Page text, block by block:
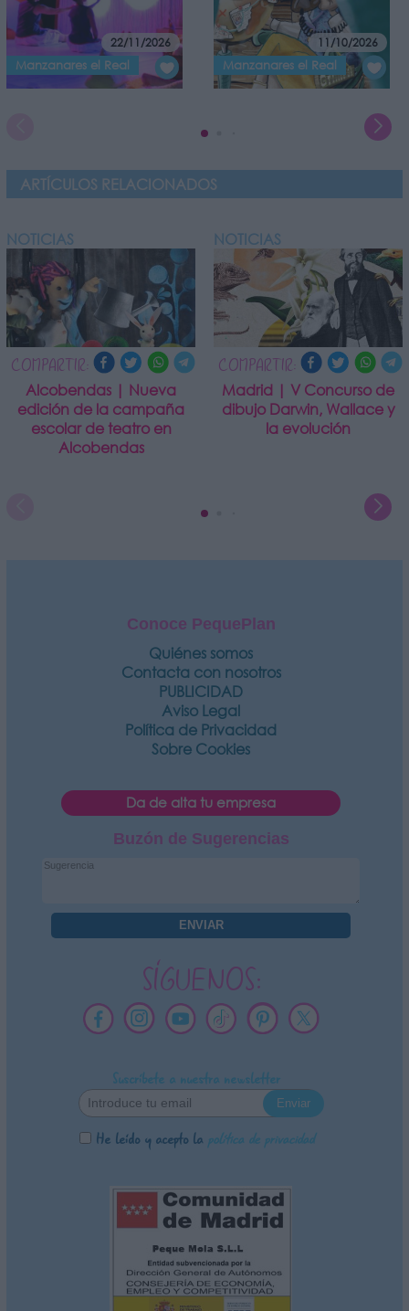
22/11/2026
Manzanares el Real
11/10/2026
Manzanares el Real
ARTÍCULOS RELACIONADOS
NOTICIAS
COMPARTIR:
Alcobendas | Nueva
edición de la campaña
escolar de teatro en
Alcobendas
NOTICIAS
COMPARTIR:
Madrid | V Concurso de
dibujo Darwin, Wallace y
la evolución
Conoce PequePlan
Quiénes somos
Contacta con nosotros
PUBLICIDAD
Aviso Legal
Política de Privacidad
Sobre Cookies
Da de alta tu empresa
Buzón de Sugerencias
SÍGUENOS:
Suscríbete a nuestra newsletter
He leído y acepto la política de privacidad